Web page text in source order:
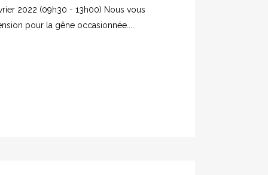
2022 (09h30 - 13h00) Nous vous
pour la gêne occasionnée....